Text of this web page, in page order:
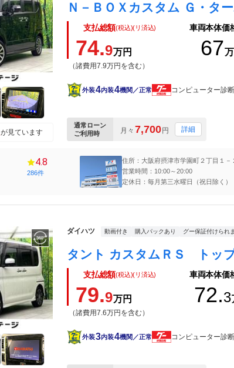
が見ています
支払総額(税込)(リ済込)
74.9万円
（諸費用7.9万円を含む）
車両本体価
67
外装4内装4機関／正常 コンピューター診
通常ローン
ご利用時
月々 7,700円 詳細
4.8
286件
住所：大阪府摂津市学園町２丁目１－
営業時間：10:00～20:00
定休日：毎月第三水曜日（祝日除く）
ダイハツ 動画付き 購入パックあり グー保証付けられ
支払総額(税込)(リ済込)
79.9万円
（諸費用7.6万円を含む）
車両本体価
72.3
外装3内装4機関／正常 コンピューター診